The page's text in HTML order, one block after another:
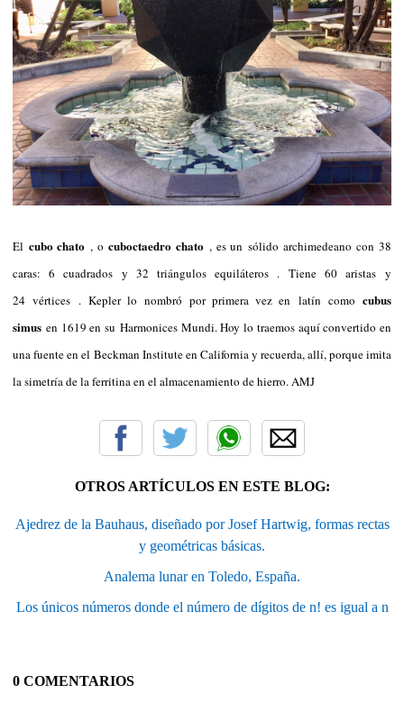
El cubo chato , ocuboctaedro chato , es un sólido archimedeano con 38
caras: 6 cuadrados y 32 triángulos equiláteros . Tiene 60 aristas y
24 vértices . Kepler lo nombró por primera vez en latín como cubus
simus en 1619 en su Harmonices Mundi. Hoy lo traemos aquí convertido en
una fuente en el Beckman Institute en California y recuerda, allí, porque imita
la simetría de la ferritina en el almacenamiento de hierro. AMJ
OTROS ARTÍCULOS EN ESTE BLOG:
Ajedrez de la Bauhaus, diseñado por Josef Hartwig, formas rectas
y geométricas básicas.
Analema lunar en Toledo, España.
Los únicos números donde el número de dígitos de n! es igual a n
0 COMENTARIOS